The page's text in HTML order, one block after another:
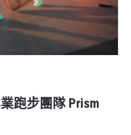
業跑步團隊 Prism